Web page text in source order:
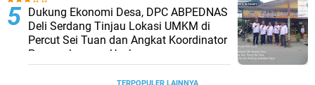
Dukung Ekonomi Desa, DPC ABPEDNAS
Deli Serdang Tinjau Lokasi UMKM di
Percut Sei Tuan dan Angkat Koordinator
Pengembangan Usaha